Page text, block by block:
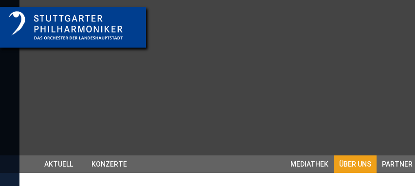
AKTUELL KONZERTE MEDIATHEK ÜBER UNS PARTNER